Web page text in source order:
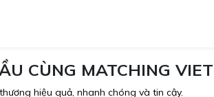
CÙNG MATCHING
hiệu quả, nhanh chóng và tin cậy.